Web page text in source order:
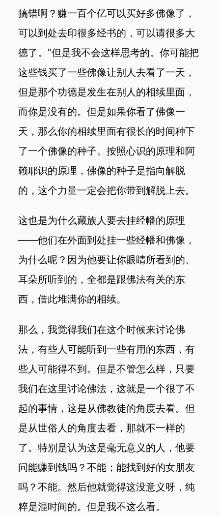
搞错啊？赚一百个亿可以买好多佛像了，
可以到处去印很多经书的，可以请很多大
德了。”但是我不会这样思考的。你可能把
这些钱买了一些佛像让别人去看了一天，
但是那个功德是发生在别人的相续里面，
而你是没有的。但是如果你看了佛像一
天，那么你的相续里面有很长的时间种下
了一个佛像的种子。按照心识的原理和阿
赖耶识的原理，佛像的种子是指向解脱
的，这个力量一定会把你带到解脱上去。
这也是为什么藏族人要去挂经幡的原理
——他们在外面到处挂一些经幡和佛像，
为什么呢？因为他要让你眼睛所看到的、
耳朵所听到的，全都是跟佛法有关的东
西，借此堆满你的相续。
那么，我觉得我们在这个时候来讨论佛
法，有些人可能听到一些有用的东西，有
些人可能得不到。但是不管怎么样， 只要
我们在这里讨论佛法，这就是一个很了不
起的事情，这是从佛教徒的角度去看。但
是从世俗人的角度去看，那就不一样的
了。特别是认为这是毫无意义的人，他要
问能赚到钱吗？不能；能找到好的女朋友
吗？不能。然后他就觉得这没意义呀，纯
粹是混时间的。但是我不这么看。